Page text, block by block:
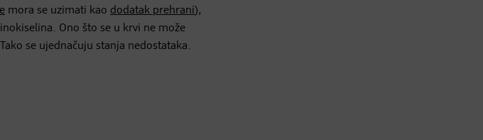
mora se uzimati kao dodatak prehrani),
Ono što se u krvi ne može
se ujednačuju stanja nedostataka.